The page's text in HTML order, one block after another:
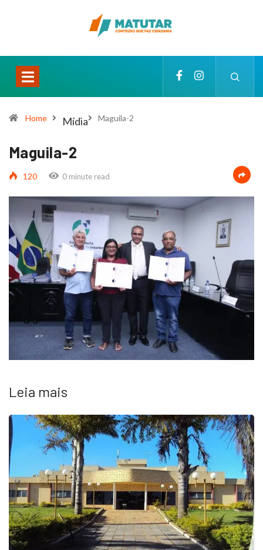
Home Mídia Maguila-2
Maguila-2
120 0 minute read
Leia mais